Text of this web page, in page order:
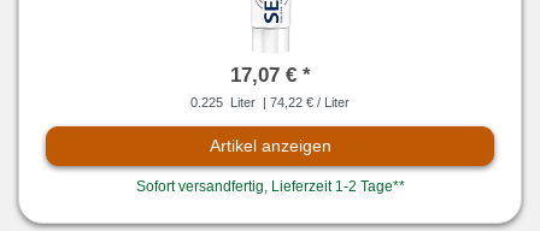
17,07 € *
0.225 Liter | 74,22 € / Liter
Artikel anzeigen
Sofort versandfertig, Lieferzeit 1-2 Tage**